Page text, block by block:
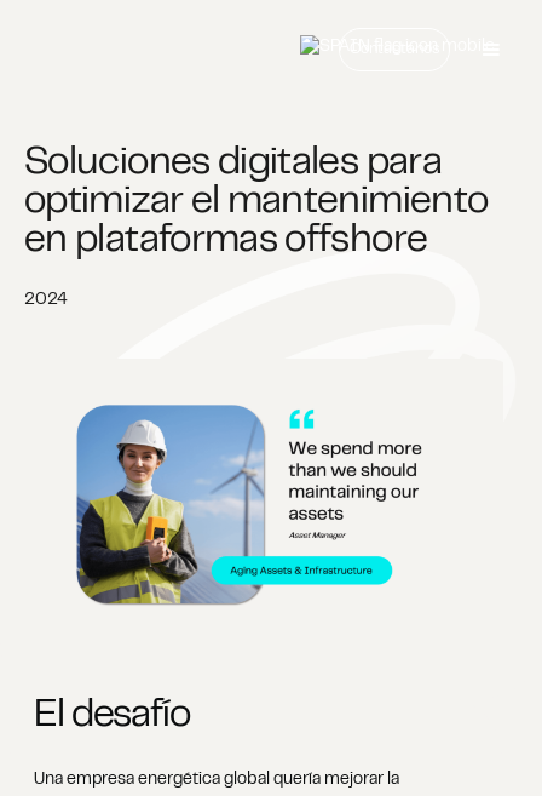
Soluciones digitales para
optimizar el mantenimiento
en plataformas offshore
2024
El desafío
Una empresa energética global quería mejorar la